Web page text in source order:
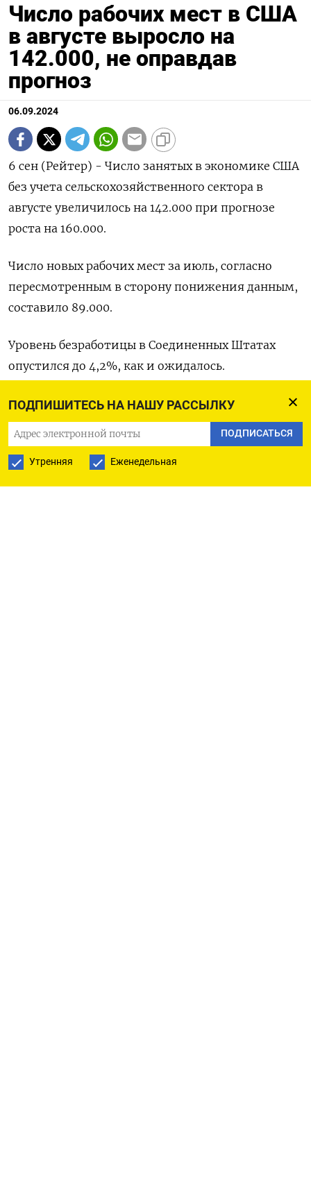
ПОДПИШИТЕСЬ НА НАШУ РАССЫЛКУ
ПОДПИСАТЬСЯ
Утренняя Еженедельная
Число рабочих мест в США
в августе выросло на
142.000, не оправдав
прогноз
06.09.2024
6 сен (Рейтер) - Число занятых в экономике США
без учета сельскохозяйственного сектора в
августе увеличилось на 142.000 при прогнозе
роста на 160.000.
Число новых рабочих мест за июль, согласно
пересмотренным в сторону понижения данным,
составило 89.000.
Уровень безработицы в Соединенных Штатах
опустился до 4,2%, как и ожидалось.
Средняя почасовая оплата труда в США в августе
поднялась в месячном выражении на 0,7% при
прогнозе роста на 0,3%. (Бюро Рейтер в Гданьске)